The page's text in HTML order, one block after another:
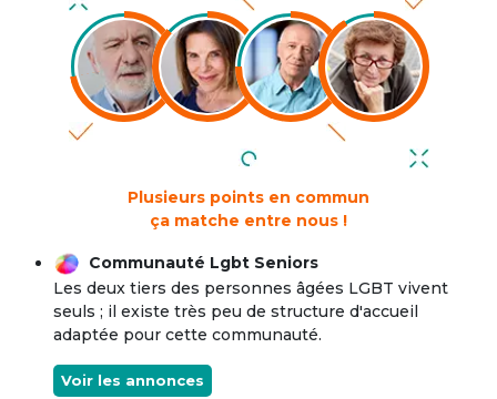
Plusieurs points en commun
ça matche entre nous !
Communauté Lgbt Seniors
Les deux tiers des personnes âgées LGBT vivent
seuls ; il existe très peu de structure d'accueil
adaptée pour cette communauté.
Voir les annonces